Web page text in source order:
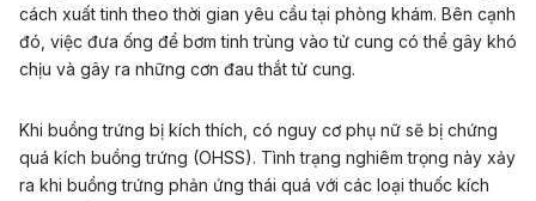
cách xuất tinh theo thời gian yêu cầu tại phòng khám. Bên cạnh
đó, việc đưa ống để bơm tinh trùng vào tử cung có thể gây khó
chịu và gây ra những cơn đau thắt tử cung.
Khi buồng trứng bị kích thích, có nguy cơ phụ nữ sẽ bị chứng
quá kích buồng trứng (OHSS). Tình trạng nghiêm trọng này xảy
ra khi buồng trứng phản ứng thái quá với các loại thuốc kích